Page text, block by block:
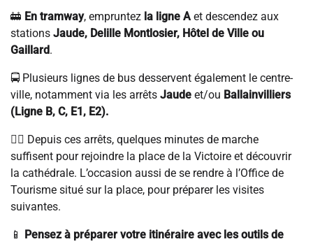
🚋 En tramway, empruntez la ligne Aet descendez aux
stations Jaude, Delille Montlosier, Hôtel de Ville ou
Gaillard.
🚍 Plusieurs lignes de bus desservent également le centre-
ville, notamment via les arrêts Jaude et/ou Ballainvilliers
(Ligne B, C, E1, E2).
🚶‍♀️ Depuis ces arrêts, quelques minutes de marche
suffisent pour rejoindre la place de la Victoire et découvrir
la cathédrale. L’occasion aussi de se rendre à l’Office de
Tourisme situé sur la place, pour préparer les visites
suivantes.
📱 Pensez à préparer votre itinéraire avec les outils de